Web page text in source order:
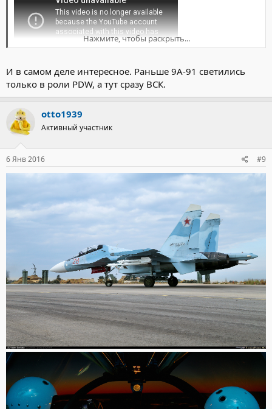
ну и просто интересное фото
Посмотреть вложение 2728
Нажмите, чтобы раскрыть...
И в самом деле интересное. Раньше 9А-91 светились
только в роли PDW, а тут сразу ВСК.
otto1939
Активный участник
6 Янв 2016 #9